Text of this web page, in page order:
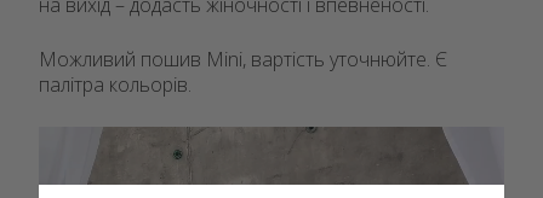
Можливий пошив Mini, вартість уточнюйте. Є
палітра кольорів.
Відеопрогравач